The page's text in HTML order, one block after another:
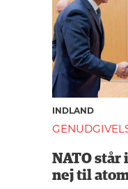
INDLAND
NATO står
nej til